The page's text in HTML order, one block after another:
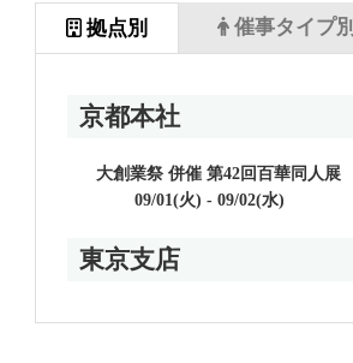
拠点別
京都本社
大創業祭 併催 第42回百華同人展
09/01(火) - 09/02(水)
東京支店
催事タイプ別